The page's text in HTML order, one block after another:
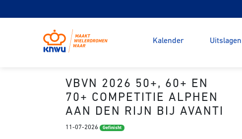
Kalender Uitslagen
VBVN 2026 50+, 60+ EN
70+ COMPETITIE ALPHEN
AAN DEN RIJN BIJ AVANTI
11-07-2026 Gefinisht